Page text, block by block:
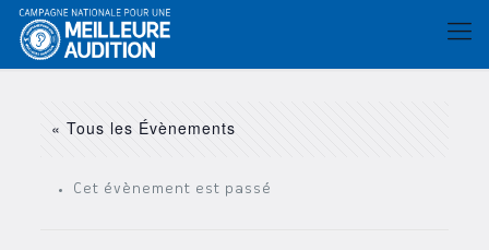
« Tous les Évènements
Cet évènement est passé